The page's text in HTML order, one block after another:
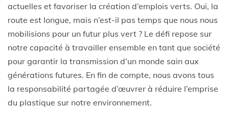
actuelles et favoriser la création d’emplois verts. Oui, la
route est longue, mais n’est-il pas temps que nous nous
mobilisions pour un futur plus vert ? Le défi repose sur
notre capacité à travailler ensemble en tant que société
pour garantir la transmission d’un monde sain aux
générations futures. En fin de compte, nous avons tous
la responsabilité partagée d’œuvrer à réduire l’emprise
du plastique sur notre environnement.